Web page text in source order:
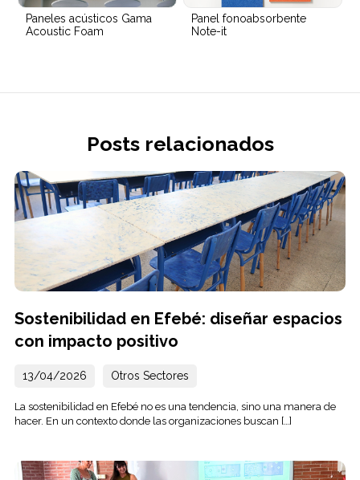
Paneles acústicos Gama
Acoustic Foam
Panel fonoabsorbente
Note-it
Posts relacionados
Sostenibilidad en Efebé: diseñar espacios
con impacto positivo
13/04/2026 Otros Sectores
La sostenibilidad en Efebé no es una tendencia, sino una manera de
hacer. En un contexto donde las organizaciones buscan […]